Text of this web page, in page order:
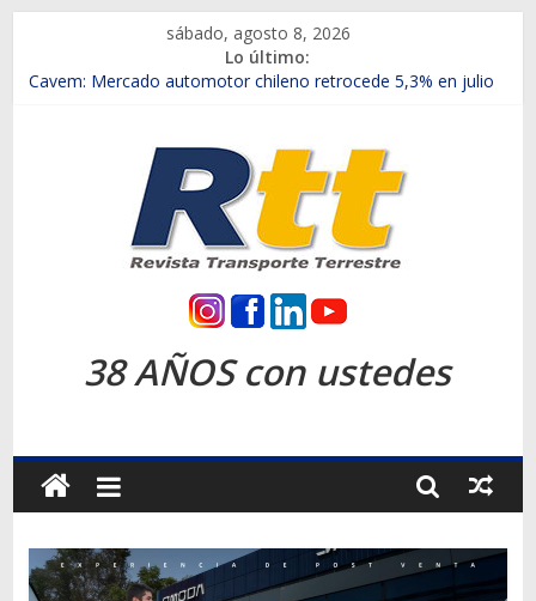
contenido
sábado, agosto 8, 2026
Lo último:
Chile es el primer mercado internacional en lanzar la nueva
Salfa suma vehículos electrificados de Chevrolet en el Biobío
Samex amplía su red con nuevas sucursales en Rancagua y
SINOTRUK Pick-ups presentó la recién estrenada Bolden en
la Expo Compras Públicas 2026
Revista
Transporte
Terrestre
Autos,
camiones,
38 AÑOS con ustedes